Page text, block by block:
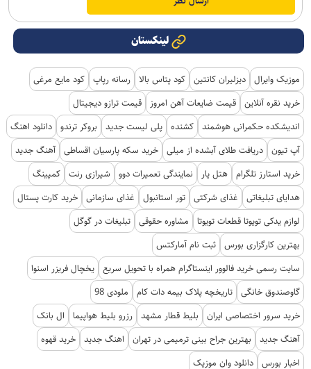
لینکستان
موزیک وایرال دیزلیران کانتین کود پتاس بالا رسانه رپاپ کود مایع مرغی
خرید نقره آنلاین قیمت ضایعات آهن امروز
قیمت ترازو دیجیتال
اندیشکده حکمرانی هوشمند کشنده پلی لیست جدید بروکر ترندو دانلود اهنگ
آپ تیون دریافت طلای آبشده از میلی خرید سکه پارسیان اقساطی آهنگ جدید
خرید استارز تلگرام هتل یار نمایندگی تعمیرات دوو شیرازی رنت کمپینگ
هدایای تبلیغاتی
غذای شرکتی تور استانبول غذای سازمانی خرید کارت پستال
لوازم یدکی تویوتا قطعات تویوتا
مشاوره حقوقی تبلیغات در گوگل
بهترین کارگزاری بورس ثبت نام آمارکتس
سایت رسمی خرید فالوور اینستاگرام همراه با تحویل سریع یخچال فریزر اسنوا
گاوصندوق خانگی تاریخچه پلاک بیمه دات کام
ملودی 98
خرید سرور اختصاصی ایران
بلیط قطار مشهد رزرو بلیط هواپیما
ال بانک
آهنگ جدید
بهترین جراح بینی ترمیمی در تهران اهنگ جدید خرید قهوه
اخبار بورس دانلود وان موزیک